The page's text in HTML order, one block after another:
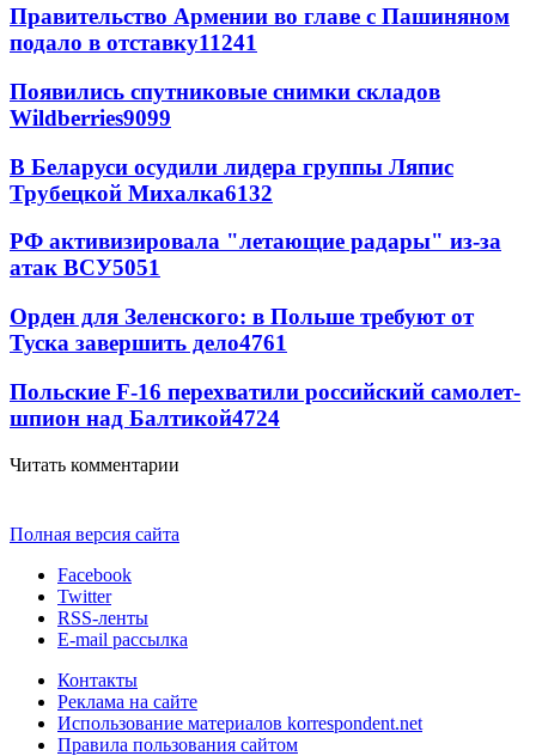
Правительство Армении во главе с Пашиняном
подало в отставку11241
Появились спутниковые снимки складов
Wildberries9099
В Беларуси осудили лидера группы Ляпис
Трубецкой Михалка6132
РФ активизировала "летающие радары" из-за
атак ВСУ5051
Орден для Зеленского: в Польше требуют от
Туска завершить дело4761
Польские F-16 перехватили российский самолет-
шпион над Балтикой4724
Читать комментарии
Полная версия сайта
Facebook
Twitter
RSS-ленты
E-mail рассылка
Контакты
Реклама на сайте
Использование материалов korrespondent.net
Правила пользования сайтом